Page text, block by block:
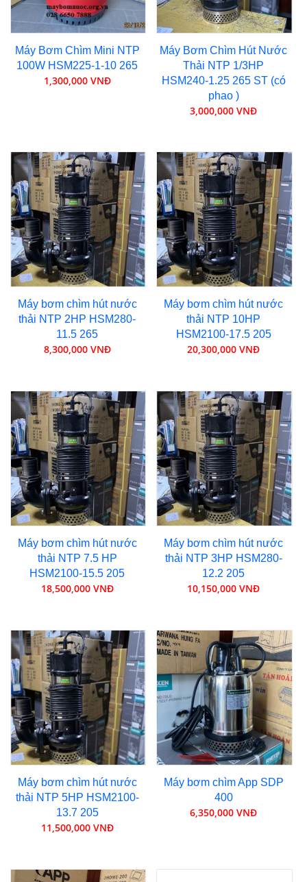
Máy Bơm Chìm Mini NTP
100W HSM225-1-10 265
1,300,000 VNĐ
Máy Bơm Chìm Hút Nước
Thải NTP 1/3HP
HSM240-1.25 265 ST (có
phao )
3,000,000 VNĐ
Máy bơm chìm hút nước
thải NTP 2HP HSM280-
11.5 265
8,300,000 VNĐ
Máy bơm chìm hút nước
thải NTP 10HP
HSM2100-17.5 205
20,300,000 VNĐ
Máy bơm chìm hút nước
thải NTP 7.5 HP
HSM2100-15.5 205
18,500,000 VNĐ
Máy bơm chìm hút nước
thải NTP 3HP HSM280-
12.2 205
10,150,000 VNĐ
Máy bơm chìm hút nước
thải NTP 5HP HSM2100-
13.7 205
11,500,000 VNĐ
Máy bơm chìm App SDP
400
6,350,000 VNĐ